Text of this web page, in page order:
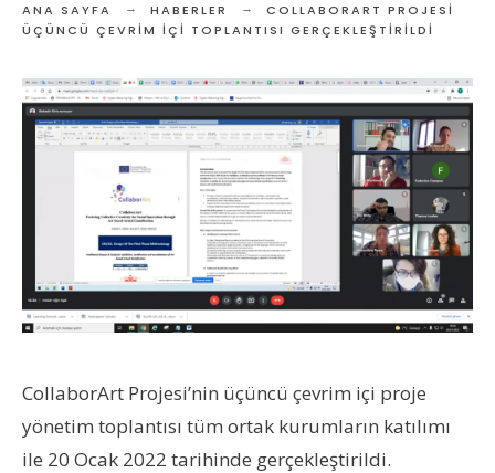
ANA SAYFA HABERLER
COLLABORART PROJESI
ÜÇÜNCÜ ÇEVRIM İÇI TOPLANTISI GERÇEKLEŞTIRILDI
CollaborArt Projesi’nin üçüncü çevrim içi proje
yönetim toplantısı tüm ortak kurumların katılımı
ile 20 Ocak 2022 tarihinde gerçekleştirildi.